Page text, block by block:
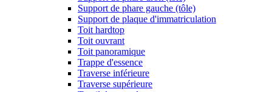
Support de phare gauche (tôle)
Support de plaque d'immatriculation
Toit hardtop
Toit ouvrant
Toit panoramique
Trappe d'essence
Traverse inférieure
Traverse supérieure